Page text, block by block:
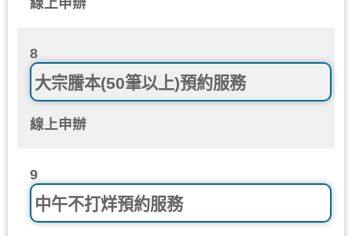
8
大宗謄本(50筆以上)預約服務
線上申辦
9
中午不打烊預約服務